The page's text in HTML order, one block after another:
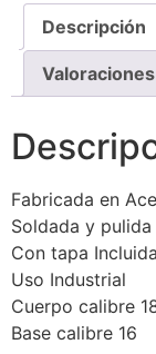
Descripción
Fabricada en
Soldada y
Con tapa Incluida
Uso Industrial
Cuerpo calibre
Base calibre 16